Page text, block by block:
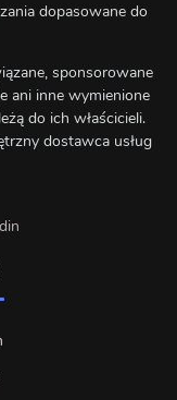
dopasowane do
sponsorowane
ani inne wymienione
do ich właścicieli.
dostawca usług